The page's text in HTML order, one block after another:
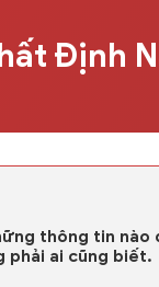
Định
thông tin nào
phải ai cũng biết.